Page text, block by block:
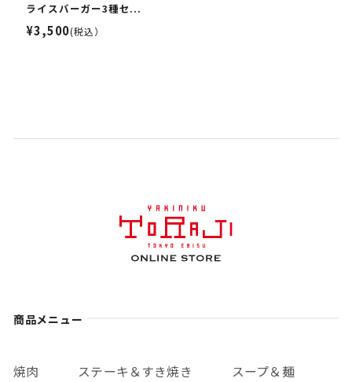
ライスバーガー3種セ...
¥3,500(税込）
商品メニュー
焼肉 ステーキ＆すき焼き スープ＆麺